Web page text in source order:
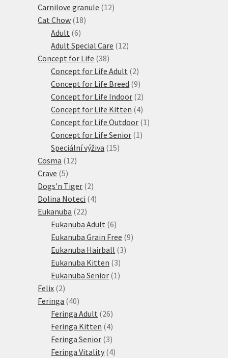
produkty
Carnilove granule 1212
Cat Chow 1818
Adult 66
produktů
Adult Special Care 1212
Concept for Life 3838
produktů
Concept for Life Adult 22
produkty
Concept for Life Breed 99
produktů
Concept for Life Indoor 22
produkty
Concept for Life Kitten 44
produkty
Concept for Life Outdoor 1 1
Concept for Life Senior 1 1
Speciální výživa 1515
Cosma 1212
Crave 55
produktů
Dogs'n Tiger 22
produkty
Dolina Noteci 44
Eukanuba 2222
produktů
Eukanuba Adult 66
produktů
Eukanuba Grain Free 99
Eukanuba Hairball 33
Eukanuba Kitten 33
produkty
Eukanuba Senior 1 1
Felix 22
produkty
Feringa 4040
produktů
Feringa Adult 2626
produktů
Feringa Kitten 44
produkty
Feringa Senior 33
produkty
Feringa Vitality 44